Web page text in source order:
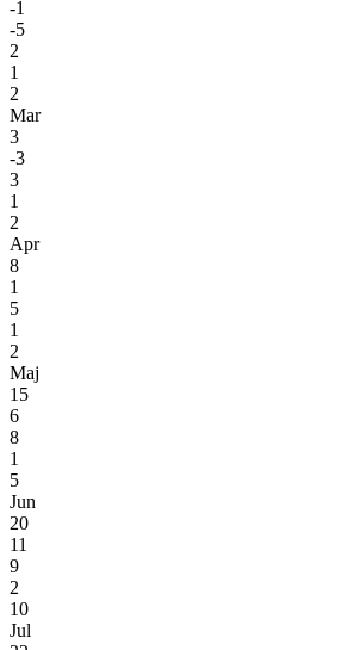
-1
-5
2
1
2
Mar
3
-3
3
1
2
Apr
8
1
5
1
2
Maj
15
6
8
1
5
Jun
20
11
9
2
10
Jul